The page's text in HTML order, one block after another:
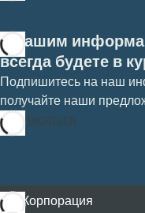
С нашим
всегда будете в
Подпишитесь на наш
получайте наши
Подписаться
Корпорация